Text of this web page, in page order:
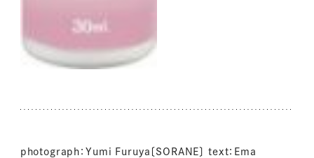
photograph：Yumi Furuya〔SORANE〕 text：Ema